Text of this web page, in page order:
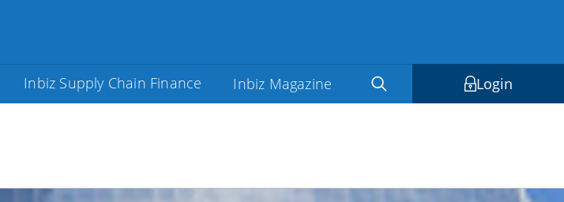
Inbiz Supply Chain Finance Inbiz Magazine Login